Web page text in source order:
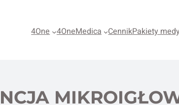
4One 4OneMedica CennikPakiety